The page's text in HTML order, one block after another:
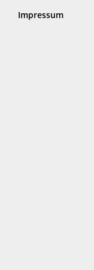
Impressum